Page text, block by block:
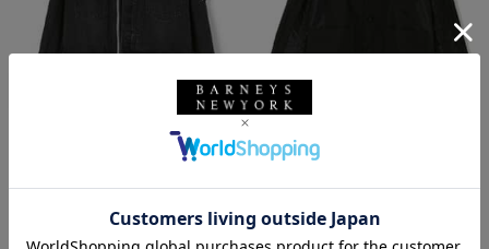
SACAI＜サカイ＞ コンビネーショ
SACAI＜サカイ＞ コンビネーショ